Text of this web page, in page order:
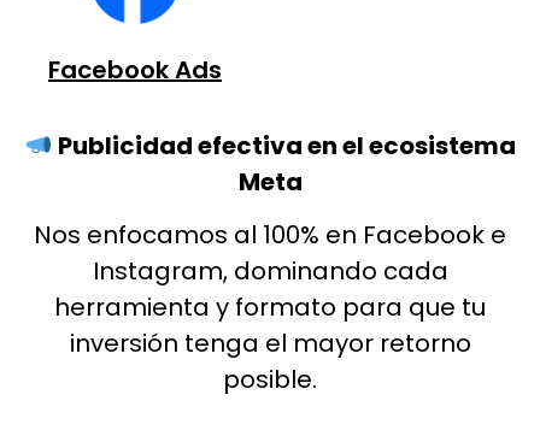
Facebook Ads
Publicidad efectivaen el ecosistema
Meta
Nos enfocamos al 100% en Facebook e
Instagram, dominando cada
herramienta y formato para que tu
inversión tenga el mayor retorno
posible.